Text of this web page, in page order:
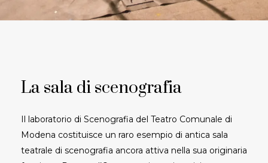
La sala di scenografia
Il laboratorio di Scenografia del Teatro Comunale di
Modena costituisce un raro esempio di antica sala
teatrale di scenografia ancora attiva nella sua originaria